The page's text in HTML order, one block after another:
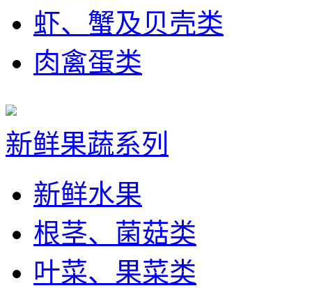
虾、蟹及贝壳类
肉禽蛋类
新鲜果蔬系列
新鲜水果
根茎、菌菇类
叶菜、果菜类